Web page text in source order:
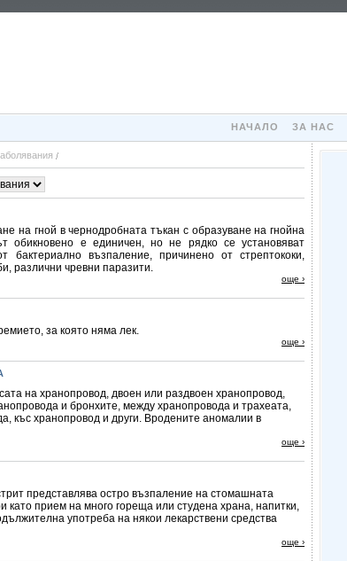
НАЧАЛО ЗА НАС
на гной в чернодробната тъкан с образуване на гнойна
обикновено е единичен, но не рядко се установяват
бактериално възпаление, причинено от стрептококи,
различни чревни паразити.
още ›
за която няма лек.
още ›
на хранопровод, двоен или раздвоен хранопровод,
и бронхите, между хранопровода и трахеата,
къс хранопровод и други. Вродените аномалии в
още ›
представлява остро възпаление на стомашната
като прием на много гореща или студена храна, напитки,
употреба на някои лекарствени средства
още ›